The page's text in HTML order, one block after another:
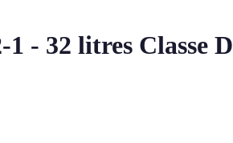
- 32 litres Classe D